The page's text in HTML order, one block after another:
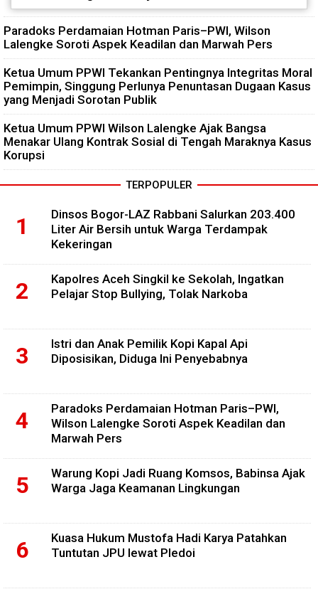
Paradoks Perdamaian Hotman Paris–PWI, Wilson
Lalengke Soroti Aspek Keadilan dan Marwah Pers
Ketua Umum PPWI Tekankan Pentingnya Integritas Moral
Pemimpin, Singgung Perlunya Penuntasan Dugaan Kasus
yang Menjadi Sorotan Publik
Ketua Umum PPWI Wilson Lalengke Ajak Bangsa
Menakar Ulang Kontrak Sosial di Tengah Maraknya Kasus
Korupsi
TERPOPULER
Dinsos Bogor-LAZ Rabbani Salurkan 203.400
Liter Air Bersih untuk Warga Terdampak
Kekeringan
Kapolres Aceh Singkil ke Sekolah, Ingatkan
Pelajar Stop Bullying, Tolak Narkoba
Istri dan Anak Pemilik Kopi Kapal Api
Diposisikan, Diduga Ini Penyebabnya
Paradoks Perdamaian Hotman Paris–PWI,
Wilson Lalengke Soroti Aspek Keadilan dan
Marwah Pers
Warung Kopi Jadi Ruang Komsos, Babinsa Ajak
Warga Jaga Keamanan Lingkungan
Kuasa Hukum Mustofa Hadi Karya Patahkan
Tuntutan JPU lewat Pledoi